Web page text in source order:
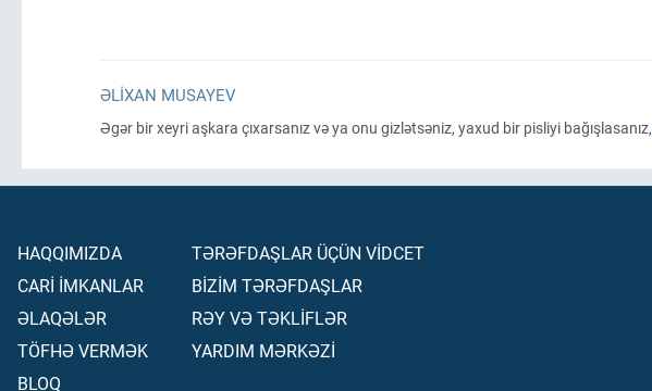
ƏLIXAN MUSAYEV
Əgər bir xeyri aşkara çıxarsanız və ya onu gizlətsəniz, yaxud bir pisliyi bağışlasanız,
HAQQIMIZDA
CARİ İMKANLAR
ƏLAQƏLƏR
TÖFHƏ VERMƏK
BLOQ
TƏRƏFDAŞLAR ÜÇÜN VİDCET
BİZİM TƏRƏFDAŞLAR
RƏY VƏ TƏKLİFLƏR
YARDIM MƏRKƏZİ